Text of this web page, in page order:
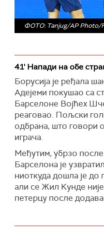
ФОТО: Tanjug/AP Photo/
41' Напади на обе
Борусија је ређала
Адејеми покушао са
Барселоне Војћех
реаговао. Пољски
одбрана, што говори
играча.
Међутим, убрзо после
Барселона је
ниоткуда дошла је до
али се Жил Kунде
петерцу после